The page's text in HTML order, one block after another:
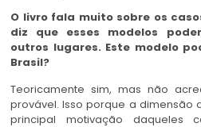
O livro fala muito sobre os
diz que esses modelos
outros lugares. Este modelo
Brasil?
Teoricamente sim, mas não
provável. Isso porque a dimensão
principal motivação daqueles